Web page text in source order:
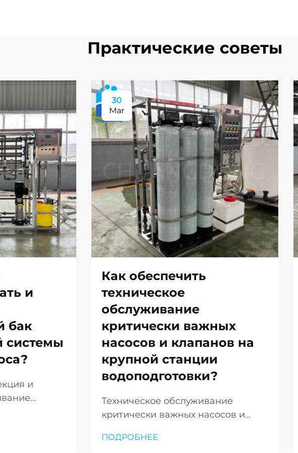
Практические советы
и
бак
системы
и
имеют
30
Mar
Как обеспечить
техническое
обслуживание
критически важных
насосов и клапанов на
крупной станции
водоподготовки?
Техническое обслуживание
критически важных насосов и
водоподготовки требует
ПОДРОБНЕЕ